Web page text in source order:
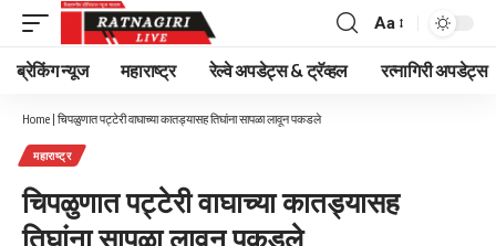
Font
Resizer
Aa
ब्रेकिंग न्यूज महाराष्ट्र रेल्वे अपडेट्स & ट्रॅव्हल रत्नागिरी अपडेट्स
Home | चिपळुणात पट्टेरी वाघाच्या कातड्यासह तिघांना सापळा लावून पकडले
महाराष्ट्र
चिपळुणात पट्टेरी वाघाच्या कातड्यासह
तिघांना सापळा लावून पकडले